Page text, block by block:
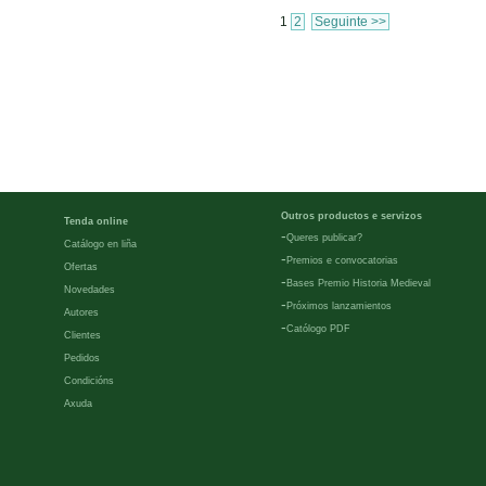
1 2 Seguinte >>
Tenda online
Catálogo en liña
Ofertas
Novedades
Autores
Clientes
Pedidos
Condicións
Axuda
Outros productos e servizos
-Queres publicar?
- Premios e convocatorias
- Bases Premio Historia Medieval
- Próximos lanzamientos
-Católogo PDF